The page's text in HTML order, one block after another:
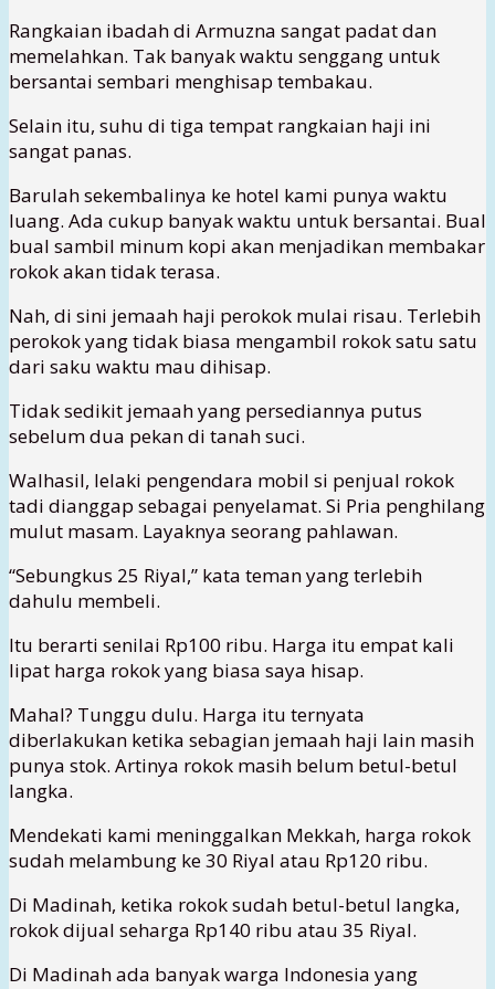
Rangkaian ibadah di Armuzna sangat padat dan
memelahkan. Tak banyak waktu senggang untuk
bersantai sembari menghisap tembakau.
Selain itu, suhu di tiga tempat rangkaian haji ini
sangat panas.
Barulah sekembalinya ke hotel kami punya waktu
luang. Ada cukup banyak waktu untuk bersantai. Bual
bual sambil minum kopi akan menjadikan membakar
rokok akan tidak terasa.
Nah, di sini jemaah haji perokok mulai risau. Terlebih
perokok yang tidak biasa mengambil rokok satu satu
dari saku waktu mau dihisap.
Tidak sedikit jemaah yang persediannya putus
sebelum dua pekan di tanah suci.
Walhasil, lelaki pengendara mobil si penjual rokok
tadi dianggap sebagai penyelamat. Si Pria penghilang
mulut masam. Layaknya seorang pahlawan.
“Sebungkus 25 Riyal,” kata teman yang terlebih
dahulu membeli.
Itu berarti senilai Rp100 ribu. Harga itu empat kali
lipat harga rokok yang biasa saya hisap.
Mahal? Tunggu dulu. Harga itu ternyata
diberlakukan ketika sebagian jemaah haji lain masih
punya stok. Artinya rokok masih belum betul-betul
langka.
Mendekati kami meninggalkan Mekkah, harga rokok
sudah melambung ke 30 Riyal atau Rp120 ribu.
Di Madinah, ketika rokok sudah betul-betul langka,
rokok dijual seharga Rp140 ribu atau 35 Riyal.
Di Madinah ada banyak warga Indonesia yang